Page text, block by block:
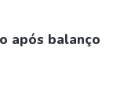
após balanço